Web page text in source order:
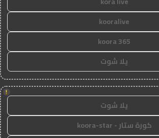
kooralive
koora 365
يلا شوت
!
يلا شوت
كورة ستار - koora-star